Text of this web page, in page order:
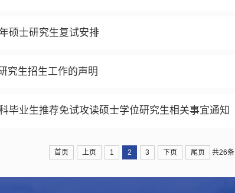
硕士研究生复试安排
究生招生工作的声明
毕业生推荐免试攻读硕士学位研究生相关事宜通知
首页 上页 1 2 3 下页 尾页 共26条